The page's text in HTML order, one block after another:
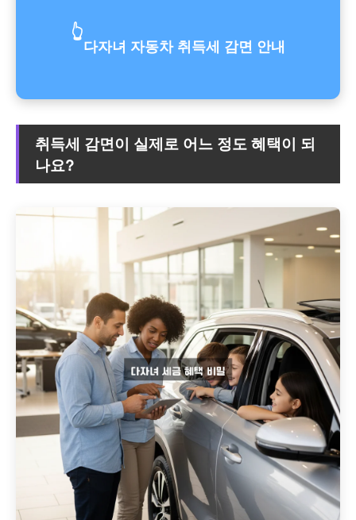
👆
다자녀 자동차 취득세 감면 안내
취득세 감면이 실제로 어느 정도 혜택이 되
나요?